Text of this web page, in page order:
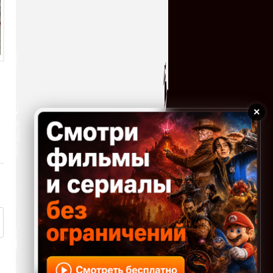
serg67 →
Очень классная
игрушка,большое спасибо!!!
kogokary →
10.07.2026 16:14
glbvoyea5806 →
10.07.2026 06:31
У кого нибудь есть чит код
на игру ?
serg67 →
09.07.2026 14:32
×